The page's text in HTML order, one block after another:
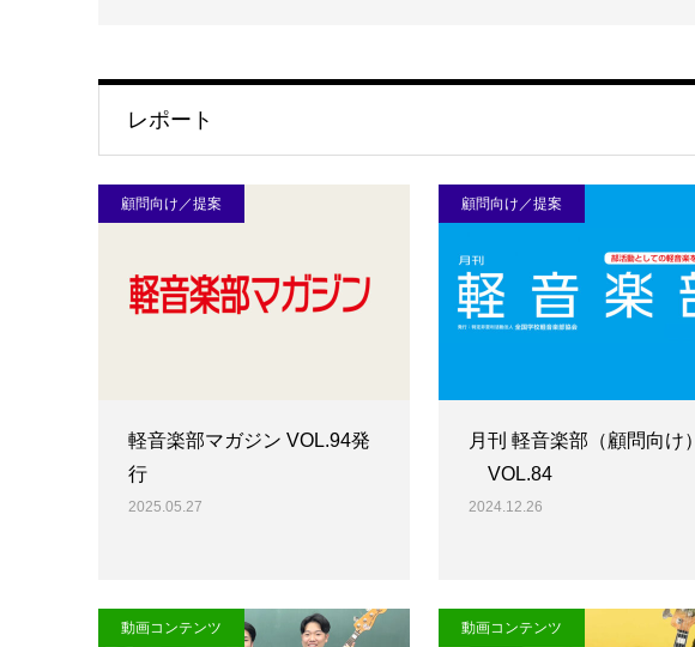
レポート
顧問向け／提案
軽音楽部マガジン VOL.94発
行
2025.05.27
顧問向け／提案
月刊 軽音楽部（顧問向け）
VOL.84
2024.12.26
動画コンテンツ 動画コンテンツ